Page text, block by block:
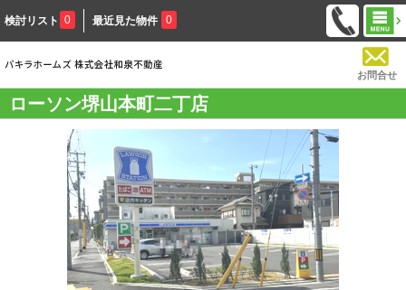
検討リスト 0 最近見た物件 0
お問合せ
ローソン堺山本町二丁店